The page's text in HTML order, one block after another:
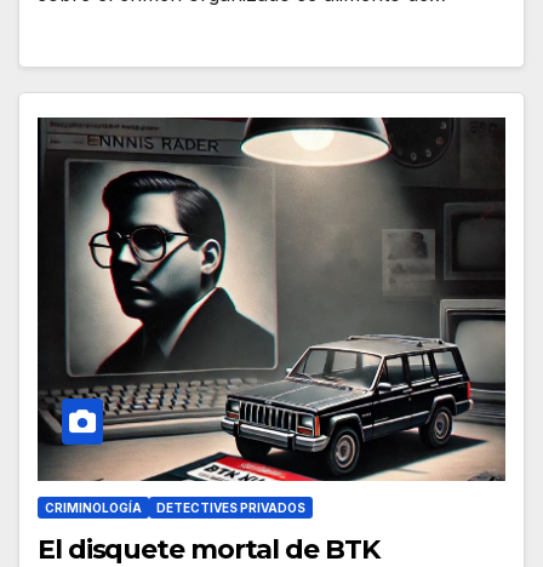
CRIMINOLOGÍA DETECTIVES PRIVADOS
El disquete mortal de BTK